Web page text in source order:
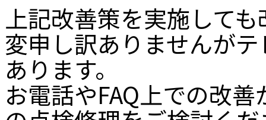
上記改善策を実施して
変申し訳ありませんが
あります。
お電話やFAQ上での改